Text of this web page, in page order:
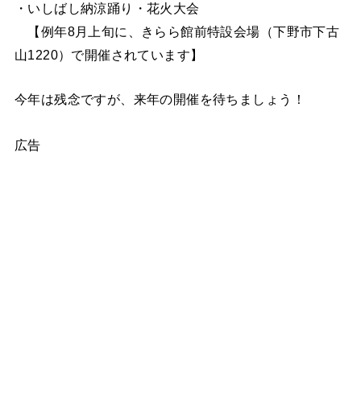
・いしばし納涼踊り・花火大会
【例年8月上旬に、きらら館前特設会場（下野市下古
山1220）で開催されています】
今年は残念ですが、来年の開催を待ちましょう！
広告